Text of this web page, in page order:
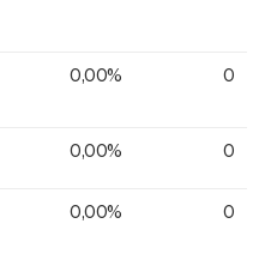
0,00% 0
0,00% 0
0,00% 0